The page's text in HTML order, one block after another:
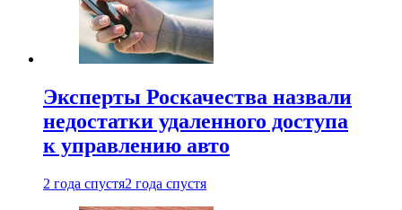
Эксперты Роскачества назвали
недостатки удаленного доступа
к управлению авто
2 года спустя2 года спустя